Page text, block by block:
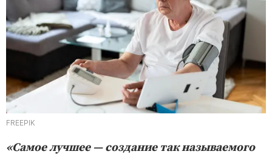
FREEPIK
«Самое лучшее — создание так называемого